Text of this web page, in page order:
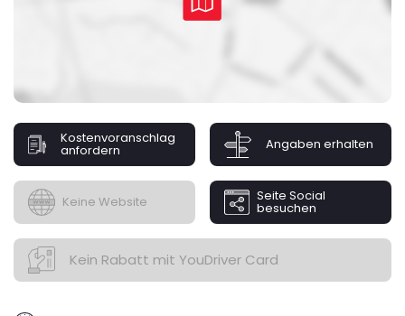
Allineamenti e assetto ruote
Kostenvoranschlag
anfordern Angaben erhalten
Keine Website Seite Social
besuchen
Kein Rabatt mit YouDriver Card